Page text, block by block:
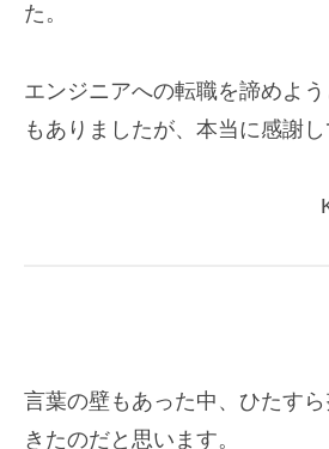
た。
エンジニアへの転職を諦めよ
もありましたが、本当に感謝し
言葉の壁もあった中、ひたす
きたのだと思います。